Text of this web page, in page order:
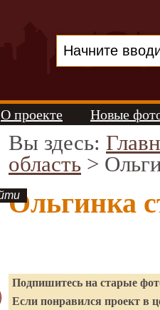
О проекте Новые
Вы здесь:
область >
Ольгинка
Подпишитесь на старые
Если понравился проект в